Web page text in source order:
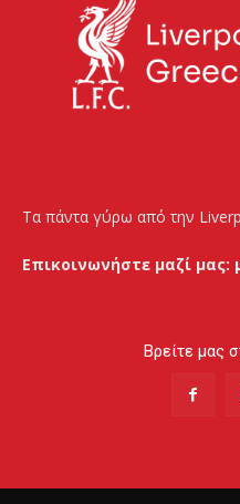
Τα πάντα γύρω από την
Επικοινωνήστε μαζί μας:
Βρείτε μας